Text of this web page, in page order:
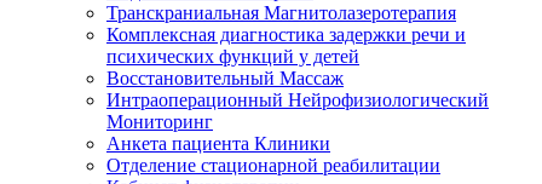
Транскраниальная Магнитолазеротерапия
Комплексная диагностика задержки речи и
психических функций у детей
Восстановительный Массаж
Интраоперационный Нейрофизиологический
Мониторинг
Анкета пациента Клиники
Отделение стационарной реабилитации